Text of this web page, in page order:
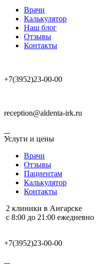
Врачи
Калькулятор
Наш блог
Отзывы
Контакты
+7(3952)23-00-00
reception@aldenta-irk.ru
Услуги и цены
Врачи
Отзывы
Пациентам
Калькулятор
Контакты
2 клиники в Ангарске
с 8:00 до 21:00 ежедневно
+7(3952)23-00-00